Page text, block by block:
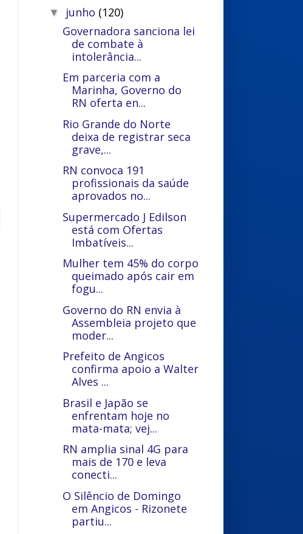
▼ junho (120)
Governadora sanciona lei
de combate à
intolerância...
Em parceria com a
Marinha, Governo do
RN oferta en...
Rio Grande do Norte
deixa de registrar seca
grave,...
RN convoca 191
profissionais da saúde
aprovados no...
Supermercado J Edilson
está com Ofertas
Imbatíveis...
Mulher tem 45% do corpo
queimado após cair em
fogu...
Governo do RN envia à
Assembleia projeto que
moder...
Prefeito de Angicos
confirma apoio a Walter
Alves ...
Brasil e Japão se
enfrentam hoje no
mata-mata; vej...
RN amplia sinal 4G para
mais de 170 e leva
conecti...
O Silêncio de Domingo
em Angicos - Rizonete
partiu...